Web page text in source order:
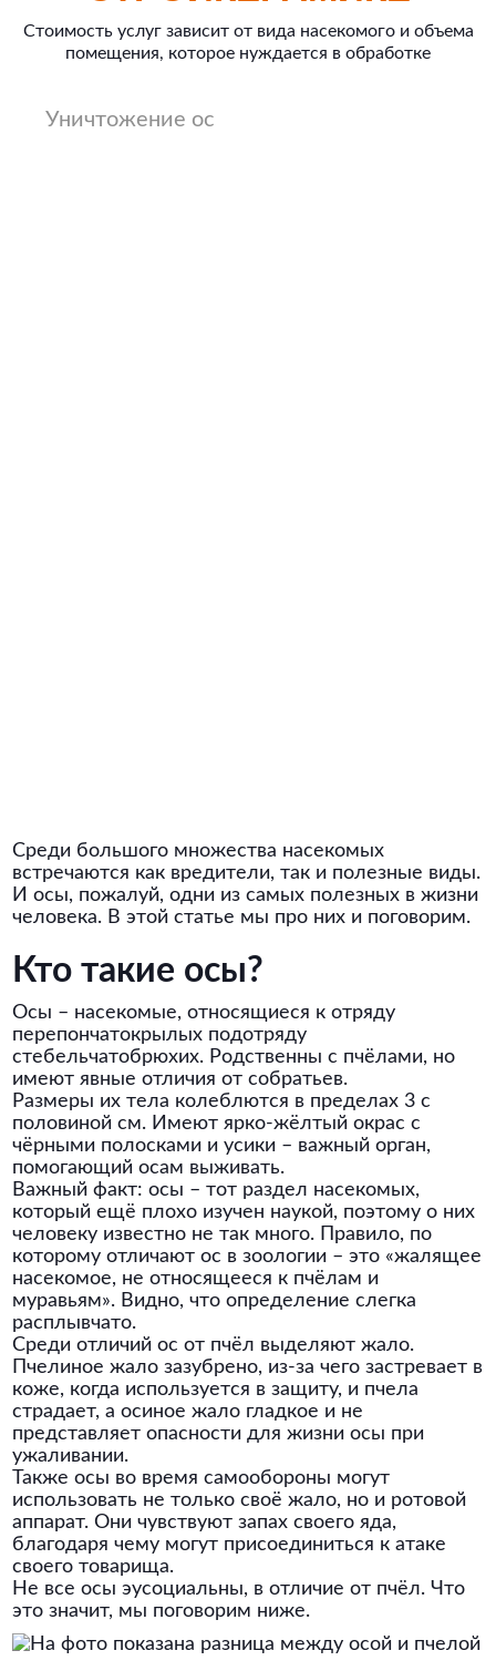
Стоимость услуг зависит от вида насекомого и объема
помещения, которое нуждается в обработке
Уничтожение ос
Среди большого множества насекомых
встречаются как вредители, так и полезные виды.
И осы, пожалуй, одни из самых полезных в жизни
человека. В этой статье мы про них и поговорим.
Кто такие осы?
Осы – насекомые, относящиеся к отряду
перепончатокрылых подотряду
стебельчатобрюхих. Родственны с пчёлами, но
имеют явные отличия от собратьев.
Размеры их тела колеблются в пределах 3 с
половиной см. Имеют ярко-жёлтый окрас с
чёрными полосками и усики – важный орган,
помогающий осам выживать.
Важный факт: осы – тот раздел насекомых,
который ещё плохо изучен наукой, поэтому о них
человеку известно не так много. Правило, по
которому отличают ос в зоологии – это «жалящее
насекомое, не относящееся к пчёлам и
муравьям». Видно, что определение слегка
расплывчато.
Среди отличий ос от пчёл выделяют жало.
Пчелиное жало зазубрено, из-за чего застревает в
коже, когда используется в защиту, и пчела
страдает, а осиное жало гладкое и не
представляет опасности для жизни осы при
ужаливании.
Также осы во время самообороны могут
использовать не только своё жало, но и ротовой
аппарат. Они чувствуют запах своего яда,
благодаря чему могут присоединиться к атаке
своего товарища.
Не все осы эусоциальны, в отличие от пчёл. Что
это значит, мы поговорим ниже.